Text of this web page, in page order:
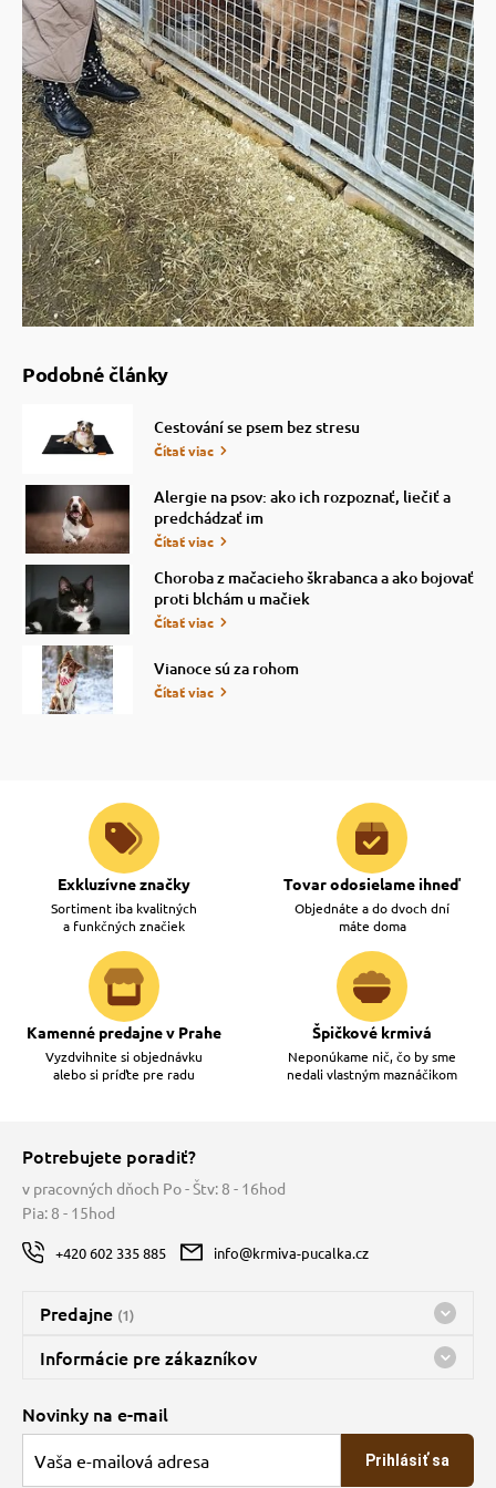
poukazy
Podobné články
Cestování se psem bez stresu
Čítať viac
Alergie na psov: ako ich rozpoznať, liečiť a
predchádzať im
Čítať viac
Choroba z mačacieho škrabanca a ako bojovať
proti blchám u mačiek
Čítať viac
Vianoce sú za rohom
Čítať viac
Exkluzívne značky
Sortiment iba kvalitných
a funkčných značiek
Tovar odosielame ihneď
Objednáte a do dvoch dní
máte doma
Kamenné predajne v Prahe
Vyzdvihnite si objednávku
alebo si príďte pre radu
Špičkové krmivá
Neponúkame nič, čo by sme
nedali vlastným maznáčikom
Potrebujete poradiť?
v pracovných dňoch Po - Štv: 8 - 16hod
Pia: 8 - 15hod
+420 602 335 885 info@krmiva-pucalka.cz
Predajne (1)
Predajňa a sklad Kbely
Informácie pre zákazníkov
O spoločnosti
Veľkoobchod
Novinky na e-mail
Prihlásiť sa